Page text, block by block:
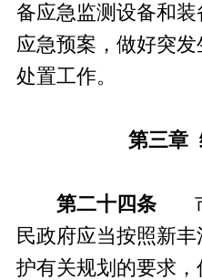
备应急监测设备和
应急预案，做好突
处置工作。
第三章
第二十四条
民政府应当按照新
护有关规划的要求